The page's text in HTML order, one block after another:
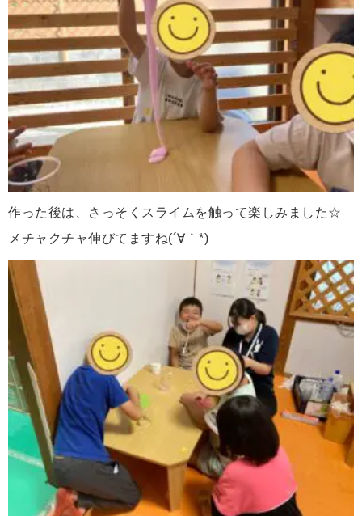
作った後は、さっそくスライムを触って楽しみました☆
メチャクチャ伸びてますね(´∀｀*)